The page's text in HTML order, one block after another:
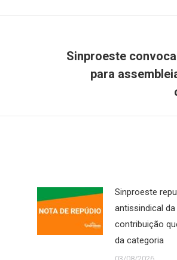
Sinproeste
para
Sinproeste
antissindical
contribuição
da categoria